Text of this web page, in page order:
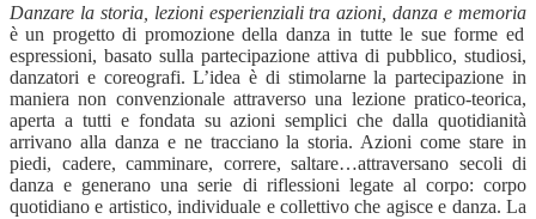
Danzare la storia, lezioni esperienziali tra azioni, danza e memoria
è un progetto di promozione della danza in tutte le sue forme ed
espressioni, basato sulla partecipazione attiva di pubblico, studiosi,
danzatori e coreografi. L’idea è di stimolarne la partecipazione in
maniera non convenzionale attraverso una lezione pratico-teorica,
aperta a tutti e fondata su azioni semplici che dalla quotidianità
arrivano alla danza e ne tracciano la storia. Azioni come stare in
piedi, cadere, camminare, correre, saltare…attraversano secoli di
danza e generano una serie di riflessioni legate al corpo: corpo
quotidiano e artistico, individuale e collettivo che agisce e danza. La